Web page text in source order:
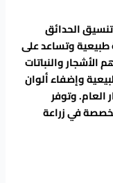
تنسيق الحدائق
وتساعد على
الأشجار والنباتات
وإضفاء ألوان
العام. وتوفر
في زراعة